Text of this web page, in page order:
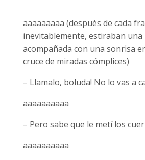
aaaaaaaaa (después de cada
inevitablemente, estiraban una
acompañada con una sonrisa
cruce de miradas cómplices)
– Llamalo, boluda! No lo vas a
aaaaaaaaaa
– Pero sabe que le metí los
aaaaaaaaaa